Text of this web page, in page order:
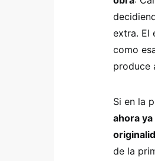
extra. El
como
produce
Si en la
ahora
de la